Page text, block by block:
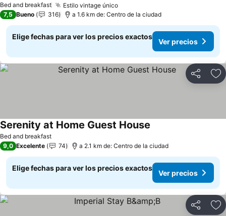
Bed and breakfast Estilo vintage únicoVer precios
7,5 Bueno 316 a 1.6 km de: Centro de la ciudad
Elige fechas para ver los precios exactos
Ver precios
Compartir
Bed and breakfast
Serenity at Home Guest House
9,0 Excelente 74 a 2.1 km de: Centro de la ciudad
Elige fechas para ver los precios exactos
Ver precios
Compartir